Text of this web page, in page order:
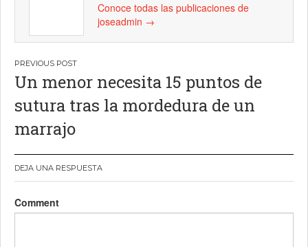
Conoce todas las publicaciones de
joseadmin →
Navegación
de
entradas
Un menor necesita 15 puntos de
sutura tras la mordedura de un
marrajo
DEJA UNA RESPUESTA
Comment